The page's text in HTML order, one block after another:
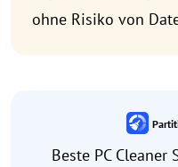
ohne Risiko von
Beste PC